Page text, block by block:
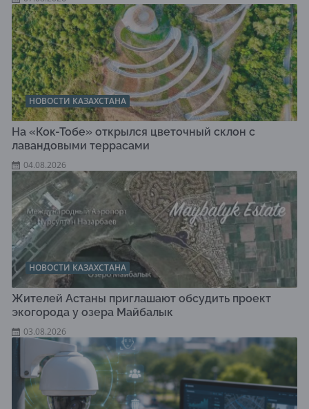
НОВОСТИ КАЗАХСТАНА
На «Кок-Тобе» открылся цветочный склон с
лавандовыми террасами
04.08.2026
НОВОСТИ КАЗАХСТАНА
Жителей Астаны приглашают обсудить проект
экогорода у озера Майбалык
03.08.2026